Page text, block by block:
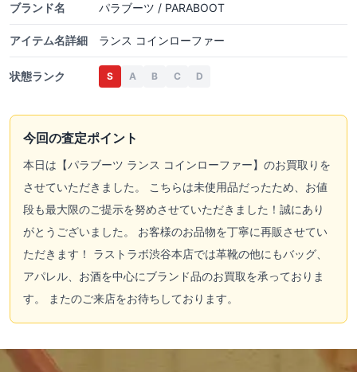
ブランド名 パラブーツ / PARABOOT
アイテム名詳細 ランス コインローファー
状態ランク S A B C D
今回の査定ポイント
本日は【パラブーツ ランス コインローファー】のお買取りを
させていただきました。 こちらは未使用品だったため、お値
段も最大限のご提示を努めさせていただきました！誠にあり
がとうございました。 お客様のお品物を丁寧に再販させてい
ただきます！ ラストラボ渋谷本店では革靴の他にもバッグ、
アパレル、お酒を中心にブランド品のお買取を承っておりま
す。 またのご来店をお待ちしております。